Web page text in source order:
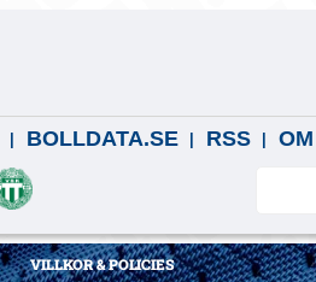
BOLLDATA.SE RSS OM
VILLKOR & POLICIES